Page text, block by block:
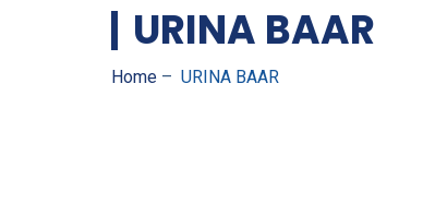
URINA BAAR
Home – URINA BAAR